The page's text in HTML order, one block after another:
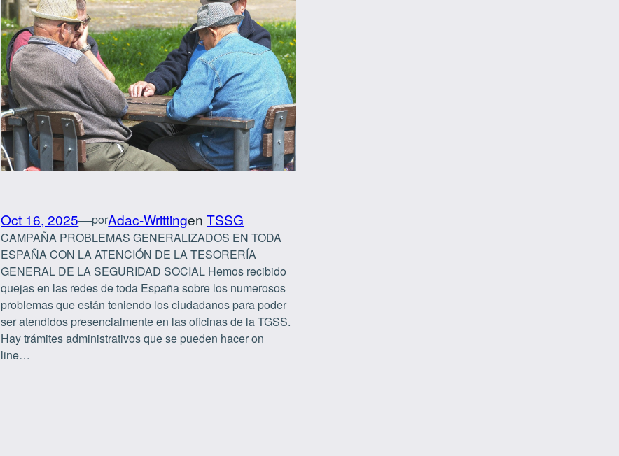
Oct 16, 2025—porAdac-WrittingenTSSG
CAMPAÑA PROBLEMAS GENERALIZADOS EN TODA
ESPAÑA CON LA ATENCIÓN DE LA TESORERÍA
GENERAL DE LA SEGURIDAD SOCIAL Hemos recibido
quejas en las redes de toda España sobre los numerosos
problemas que están teniendo los ciudadanos para poder
ser atendidos presencialmente en las oficinas de la TGSS.
Hay trámites administrativos que se pueden hacer on
line…